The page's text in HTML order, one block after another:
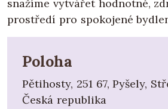
snažíme vytvářet hodnotné,
prostředí pro spokojené
Poloha
Pětihosty, 251 67, Pyšely,
Česká republika